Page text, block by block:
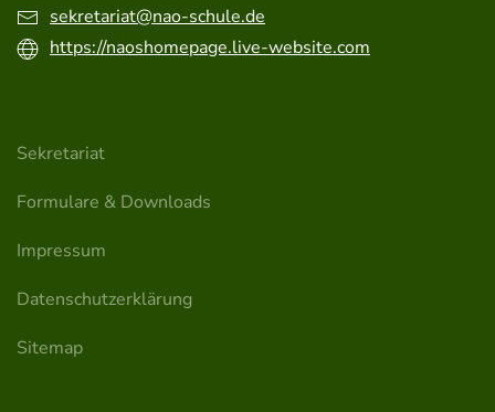
sekretariat@nao-schule.de
https://naoshomepage.live-website.com
Sekretariat
Formulare & Downloads
Impressum
Datenschutzerklärung
Sitemap